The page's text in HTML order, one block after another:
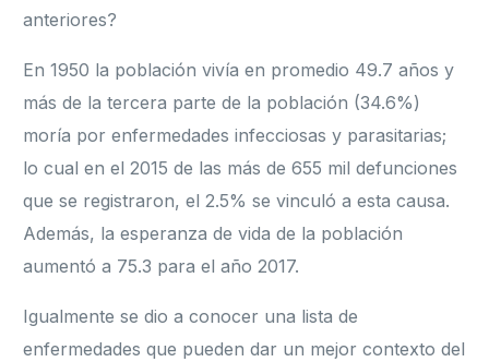
anteriores?
En 1950 la población vivía en promedio 49.7 años y
más de la tercera parte de la población (34.6%)
moría por enfermedades infecciosas y parasitarias;
lo cual en el 2015 de las más de 655 mil defunciones
que se registraron, el 2.5% se vinculó a esta causa.
Además, la esperanza de vida de la población
aumentó a 75.3 para el año 2017.
Igualmente se dio a conocer una lista de
enfermedades que pueden dar un mejor contexto del